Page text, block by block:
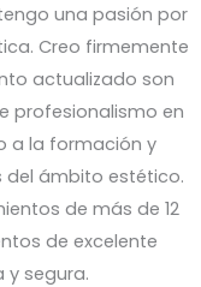
una pasión por
Creo firmemente
actualizado son
profesionalismo en
a la formación y
ámbito estético.
de más de 12
de excelente
segura.